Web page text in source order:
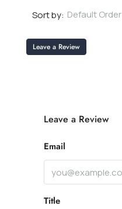
Sort by: Default Order
Leave a Review
Leave a Review
Email
Title